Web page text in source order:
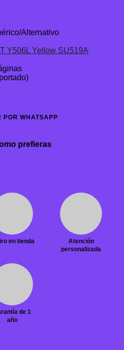
Alternativo
POR WHATSAPP
prefieras
en tienda
Atención
personalizada
de 1
año